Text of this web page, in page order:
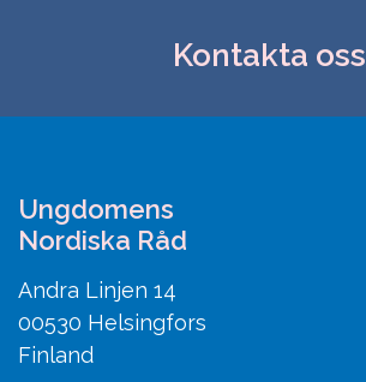
Kontakta oss
Ungdomens
Nordiska Råd
Andra Linjen 14
00530 Helsingfors
Finland